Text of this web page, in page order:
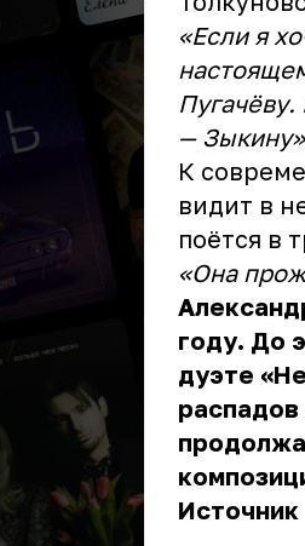
«Если я
— Зыкину»
К
видит в
поётся в
«Она
году. До
дуэте
Источник